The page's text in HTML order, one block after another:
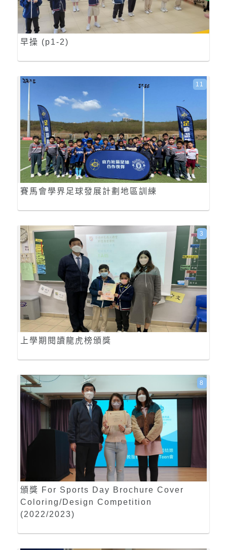
早操 (p1-2)
賽馬會學界足球發展計劃地區訓練
11
上學期閱讀龍虎榜頒獎
3
頒獎 For Sports Day Brochure Cover
Coloring/Design Competition
(2022/2023)
8